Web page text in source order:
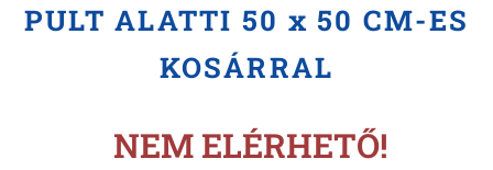
PULT ALATTI 50 x 50 CM-ES
KOSÁRRAL
NEM ELÉRHETŐ!